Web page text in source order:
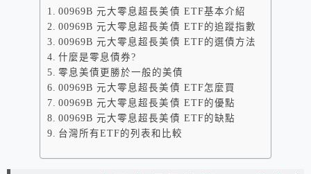
00969B 元大零息超長美債 ETF基本介紹
00969B 元大零息超長美債 ETF的追蹤指數
00969B 元大零息超長美債 ETF的選債方法
什麼是零息債券?
零息美債更勝於一般的美債
00969B 元大零息超長美債 ETF怎麼買
00969B 元大零息超長美債 ETF的優點
00969B 元大零息超長美債 ETF的缺點
台灣所有ETF的列表和比較